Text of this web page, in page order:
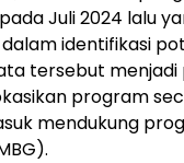
Juli 2024 lalu
dalam identifikasi
tersebut
program
mendukung